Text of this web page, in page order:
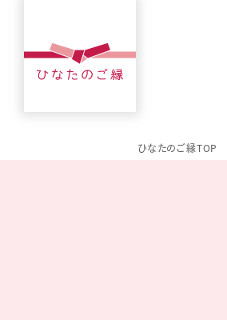
ひなたのご縁TOP